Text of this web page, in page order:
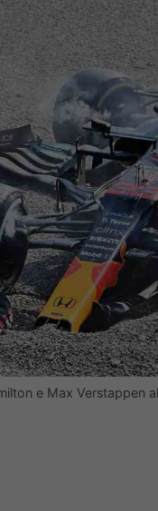
e Max Verstappen